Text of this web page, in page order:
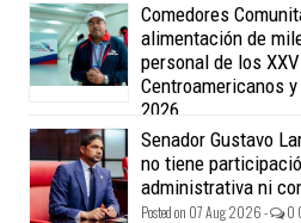
Comedores
alimentación de
personal de los
Centroamericanos
2026
Posted on 07 Aug 2026 - 0 Comments
Senador Gustavo
no tiene
administrativa ni
Posted on 07 Aug 2026 - 0